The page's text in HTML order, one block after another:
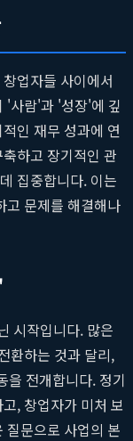
업자들 사이에서
'사람'과 '성장'에 깊
인 재무 성과에 연
하고 장기적인 관
집중합니다. 이는
고 문제를 해결해나
시작입니다. 많은
환하는 것과 달리,
을 전개합니다. 정기
, 창업자가 미처 보
질문으로 사업의 본